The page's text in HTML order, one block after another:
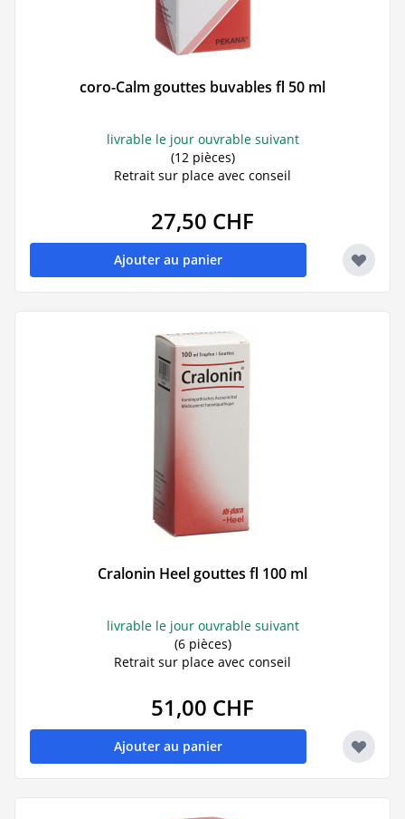
coro-Calm gouttes buvables fl 50 ml
livrable le jour ouvrable suivant
(12 pièces)
Retrait sur place avec conseil
27,50 CHF
Ajouter au panier
Cralonin Heel gouttes fl 100 ml
livrable le jour ouvrable suivant
(6 pièces)
Retrait sur place avec conseil
51,00 CHF
Ajouter au panier